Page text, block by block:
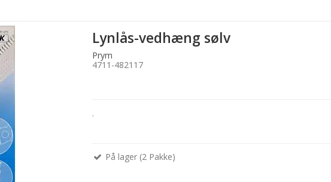
Lynlås-vedhæng sølv
Prym
4711-482117
.
På lager (2 Pakke)